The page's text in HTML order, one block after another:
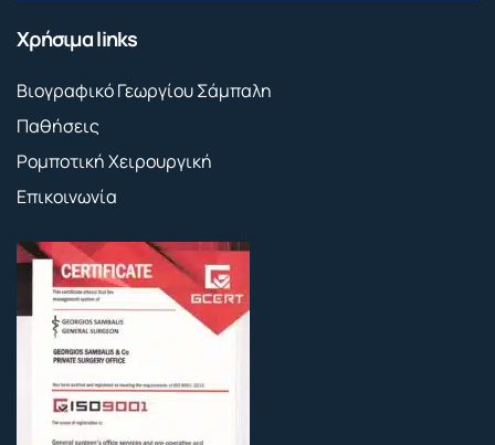
Χρήσιμα links
Βιογραφικό Γεωργίου Σάμπαλη
Παθήσεις
Ρομποτική Χειρουργική
Επικοινωνία